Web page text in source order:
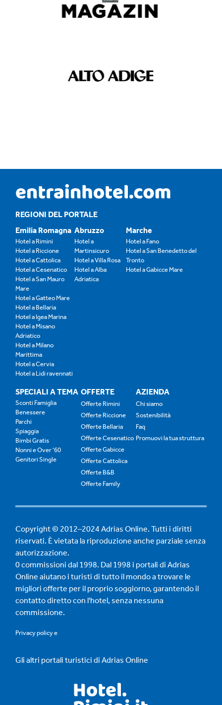
REGIONI DEL PORTALE
Emilia Romagna
Hotel a Rimini
Hotel a Riccione
Hotel a Cattolica
Hotel a Cesenatico
Hotel a San Mauro
Mare
Hotel a Gatteo Mare
Hotel a Bellaria
Hotel a Igea Marina
Hotel a Misano
Adriatico
Hotel a Milano
Marittima
Hotel a Cervia
Hotel a Lidi ravennati
Abruzzo
Hotel a
Martinsicuro
Hotel a Villa Rosa
Hotel a Alba
Adriatica
Marche
Hotel a Fano
Hotel a San Benedetto del
Tronto
Hotel a Gabicce Mare
SPECIALI A TEMA
Sconti Famiglia
Benessere
Parchi
Spiaggia
Bimbi Gratis
Nonni e Over '60
Genitori Single
OFFERTE
Offerte Rimini
Offerte Riccione
Offerte Bellaria
Offerte Cesenatico
Offerte Gabicce
Offerte Cattolica
Offerte B&B
Offerte Family
AZIENDA
Chi siamo
Sostenibilità
Faq
Promuovi la tua struttura
Copyright © 2012–2024 Adrias Online. Tutti i diritti
riservati. È vietata la riproduzione anche parziale senza
autorizzazione.
0 commissioni dal 1998. Dal 1998 i portali di Adrias
Online aiutano i turisti di tutto il mondo a trovare le
migliori offerte per il proprio soggiorno, garantendo il
contatto diretto con l'hotel, senza nessuna
commissione.
Privacy policye
Gli altri portali turistici di Adrias Online